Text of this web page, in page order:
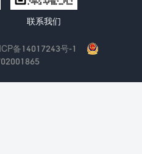
联系我们
备14017243号-1